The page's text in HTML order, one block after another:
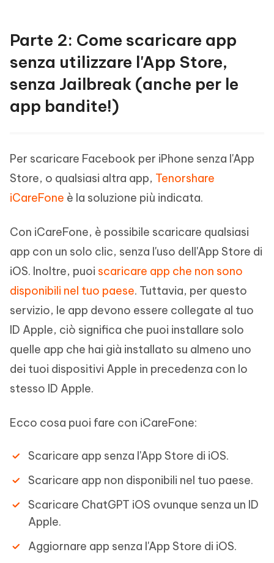
Parte 2: Come scaricare app
senza utilizzare l'App Store,
senza Jailbreak (anche per le
app bandite!)
Per scaricare Facebook per iPhone senza l'App
Store, o qualsiasi altra app, Tenorshare
iCareFone è la soluzione più indicata.
Con iCareFone, è possibile scaricare qualsiasi
app con un solo clic, senza l'uso dell'App Store di
iOS. Inoltre, puoi scaricare app che non sono
disponibili nel tuo paese. Tuttavia, per questo
servizio, le app devono essere collegate al tuo
ID Apple, ciò significa che puoi installare solo
quelle app che hai già installato su almeno uno
dei tuoi dispositivi Apple in precedenza con lo
stesso ID Apple.
Ecco cosa puoi fare con iCareFone:
Scaricare app senza l'App Store di iOS.
Scaricare app non disponibili nel tuo paese.
Scaricare ChatGPT iOS ovunque senza un ID
Apple.
Aggiornare app senza l'App Store di iOS.